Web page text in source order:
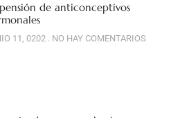
de anticonceptivos
11, 0202 NO HAY COMENTARIOS